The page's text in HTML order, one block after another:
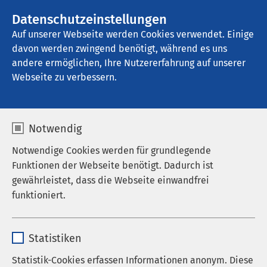
Datenschutzeinstellungen
Auf unserer Webseite werden Cookies verwendet. Einige
davon werden zwingend benötigt, während es uns
andere ermöglichen, Ihre Nutzererfahrung auf unserer
Webseite zu verbessern.
Notwendig
Notwendige Cookies werden für grundlegende
Funktionen der Webseite benötigt. Dadurch ist
gewährleistet, dass die Webseite einwandfrei
funktioniert.
Anbieter sgalinski
Statistiken
Statistik-Cookies erfassen Informationen anonym. Diese
AMEOS Pflege Zentrum Josefinum
Oberhausen